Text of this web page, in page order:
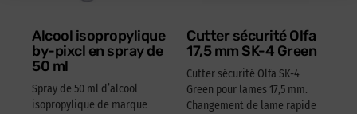
Alcool isopropylique
by-pixcl en spray de
50 ml
Spray de 50 ml d’alcool
isopropylique de marque
Cutter sécurité Olfa
17,5 mm SK-4 Green
Cutter sécurité Olfa SK-4
Green pour lames 17,5 mm.
Changement de lame rapide